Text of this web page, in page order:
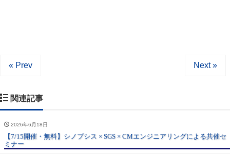
« Prev Next »
関連記事
2026年6月18日
【7/15開催・無料】シノプシス × SGS × CMエンジニアリングによる共催セ
ミナー